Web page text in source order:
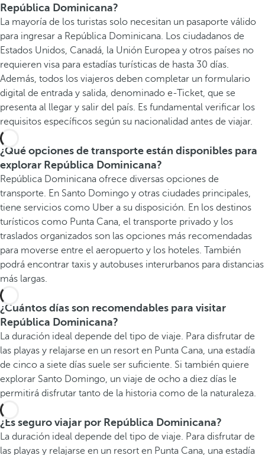
República Dominicana?
La mayoría de los turistas solo necesitan un pasaporte válido
para ingresar a República Dominicana. Los ciudadanos de
Estados Unidos, Canadá, la Unión Europea y otros países no
requieren visa para estadías turísticas de hasta 30 días.
Además, todos los viajeros deben completar un formulario
digital de entrada y salida, denominado e-Ticket, que se
presenta al llegar y salir del país. Es fundamental verificar los
requisitos específicos según su nacionalidad antes de viajar.
¿Qué opciones de transporte están disponibles para
explorar República Dominicana?
República Dominicana ofrece diversas opciones de
transporte. En Santo Domingo y otras ciudades principales,
tiene servicios como Uber a su disposición. En los destinos
turísticos como Punta Cana, el transporte privado y los
traslados organizados son las opciones más recomendadas
para moverse entre el aeropuerto y los hoteles. También
podrá encontrar taxis y autobuses interurbanos para distancias
más largas.
¿Cuántos días son recomendables para visitar
República Dominicana?
La duración ideal depende del tipo de viaje. Para disfrutar de
las playas y relajarse en un resort en Punta Cana, una estadía
de cinco a siete días suele ser suficiente. Si también quiere
explorar Santo Domingo, un viaje de ocho a diez días le
permitirá disfrutar tanto de la historia como de la naturaleza.
¿Es seguro viajar por República Dominicana?
La duración ideal depende del tipo de viaje. Para disfrutar de
las playas y relajarse en un resort en Punta Cana, una estadía